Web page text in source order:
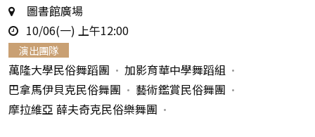
地
點
圖書館廣場
時
間
10/06(一) 上午12:00
演出團隊
萬隆大學民俗舞蹈團
加影育華中學舞蹈組
巴拿馬伊貝克民俗舞團
藝術鑑賞民俗舞團
摩拉維亞 薛夫奇克民俗樂舞團